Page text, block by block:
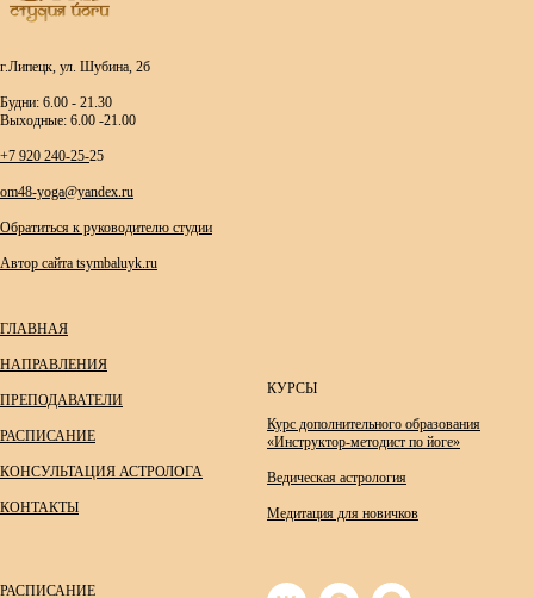
г.Липецк, ул. Шубина, 2б
Будни: 6.00 - 21.30
Выходные: 6.00 -21.00
+7 920 240-25-25
om48-yoga@yandex.ru
Обратиться к руководителю студии
Автор сайта tsymbaluyk.ru
ГЛАВНАЯ
НАПРАВЛЕНИЯ
ПРЕПОДАВАТЕЛИ
РАСПИСАНИЕ
КОНСУЛЬТАЦИЯ АСТРОЛОГА
КОНТАКТЫ
КУРСЫ
Курс дополнительного образования
«Инструктор-методист по йоге»
Ведическая астрология
Медитация для новичков
РАСПИСАНИЕ